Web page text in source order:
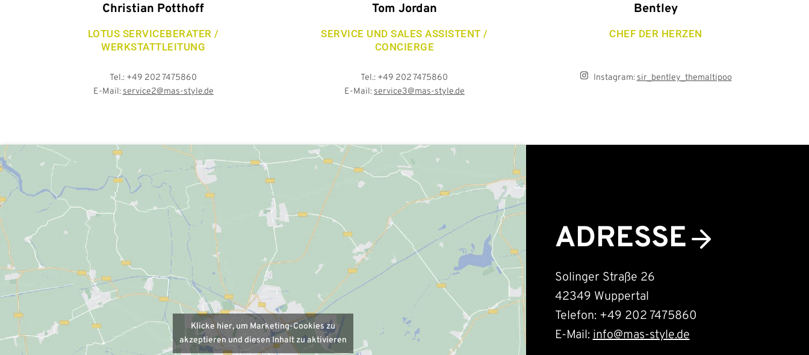
Christian Potthoff
LOTUS SERVICEBERATER /
WERKSTATTLEITUNG
Tel.: +49 202 7475860
E-Mail:service2@mas-style.de
Tom Jordan
SERVICE UND SALES ASSISTENT /
CONCIERGE
Tel.: +49 202 7475860
E-Mail:service3@mas-style.de
Bentley
CHEF DER HERZEN
Instagram:sir_bentley_themaltipoo
Klicke hier, um Marketing-Cookies zu
akzeptieren und diesen Inhalt zu aktivieren
ADRESSE
Solinger Straße 26
42349 Wuppertal
Telefon: +49 202 7475860
E-Mail:info@mas-style.de